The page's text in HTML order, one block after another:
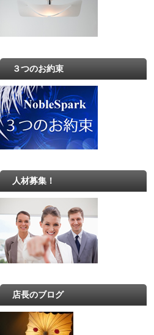
３つのお約束
人材募集！
店長のブログ